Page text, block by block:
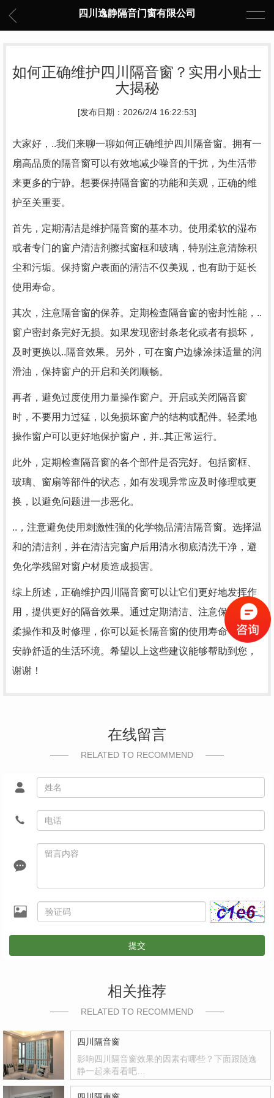
四川逸静隔音门窗有限公司
如何正确维护四川隔音窗？实用小贴士
大揭秘
[发布日期：2026/2/4 16:22:53]
大家好，..我们来聊一聊如何正确维护四川隔音窗。拥有一
扇高品质的隔音窗可以有效地减少噪音的干扰，为生活带
来更多的宁静。想要保持隔音窗的功能和美观，正确的维
护至关重要。
首先，定期清洁是维护隔音窗的基本功。使用柔软的湿布
或者专门的窗户清洁剂擦拭窗框和玻璃，特别注意清除积
尘和污垢。保持窗户表面的清洁不仅美观，也有助于延长
使用寿命。
其次，注意隔音窗的保养。定期检查隔音窗的密封性能，..
窗户密封条完好无损。如果发现密封条老化或者有损坏，
及时更换以..隔音效果。另外，可在窗户边缘涂抹适量的润
滑油，保持窗户的开启和关闭顺畅。
再者，避免过度使用力量操作窗户。开启或关闭隔音窗
时，不要用力过猛，以免损坏窗户的结构或配件。轻柔地
操作窗户可以更好地保护窗户，并..其正常运行。
此外，定期检查隔音窗的各个部件是否完好。包括窗框、
玻璃、窗扇等部件的状态，如有发现异常应及时修理或更
换，以避免问题进一步恶化。
..，注意避免使用刺激性强的化学物品清洁隔音窗。选择温
和的清洁剂，并在清洁完窗户后用清水彻底清洗干净，避
免化学残留对窗户材质造成损害。
综上所述，正确维护四川隔音窗可以让它们更好地发挥作
用，提供更好的隔音效果。通过定期清洁、注意保养、轻
柔操作和及时修理，你可以延长隔音窗的使用寿命，享受
安静舒适的生活环境。希望以上这些建议能够帮助到您，
谢谢！
在线留言
RELATED TO RECOMMEND
提交
相关推荐
RELATED TO RECOMMEND
四川隔音窗
影响四川隔音窗效果的因素有哪些？下面跟随逸
静一起来看看吧…